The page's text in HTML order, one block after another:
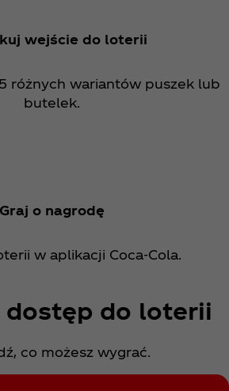
wejście do loterii
różnych wariantów puszek lub
butelek.
Graj o nagrodę
w aplikacji Coca‑Cola.
dostęp do loterii
co możesz wygrać.